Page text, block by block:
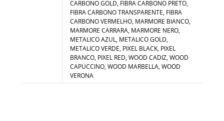
CARBONO GOLD, FIBRA CARBONO PRETO,
FIBRA CARBONO TRANSPARENTE, FIBRA
CARBONO VERMELHO, MARMORE BIANCO,
MARMORE CARRARA, MARMORE NERO,
METALICO AZUL, METALICO GOLD,
METALICO VERDE, PIXEL BLACK, PIXEL
BRANCO, PIXEL RED, WOOD CADIZ, WOOD
CAPUCCINO, WOOD MARBELLA, WOOD
VERONA